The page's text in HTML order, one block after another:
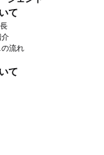
て
介
流れ
て